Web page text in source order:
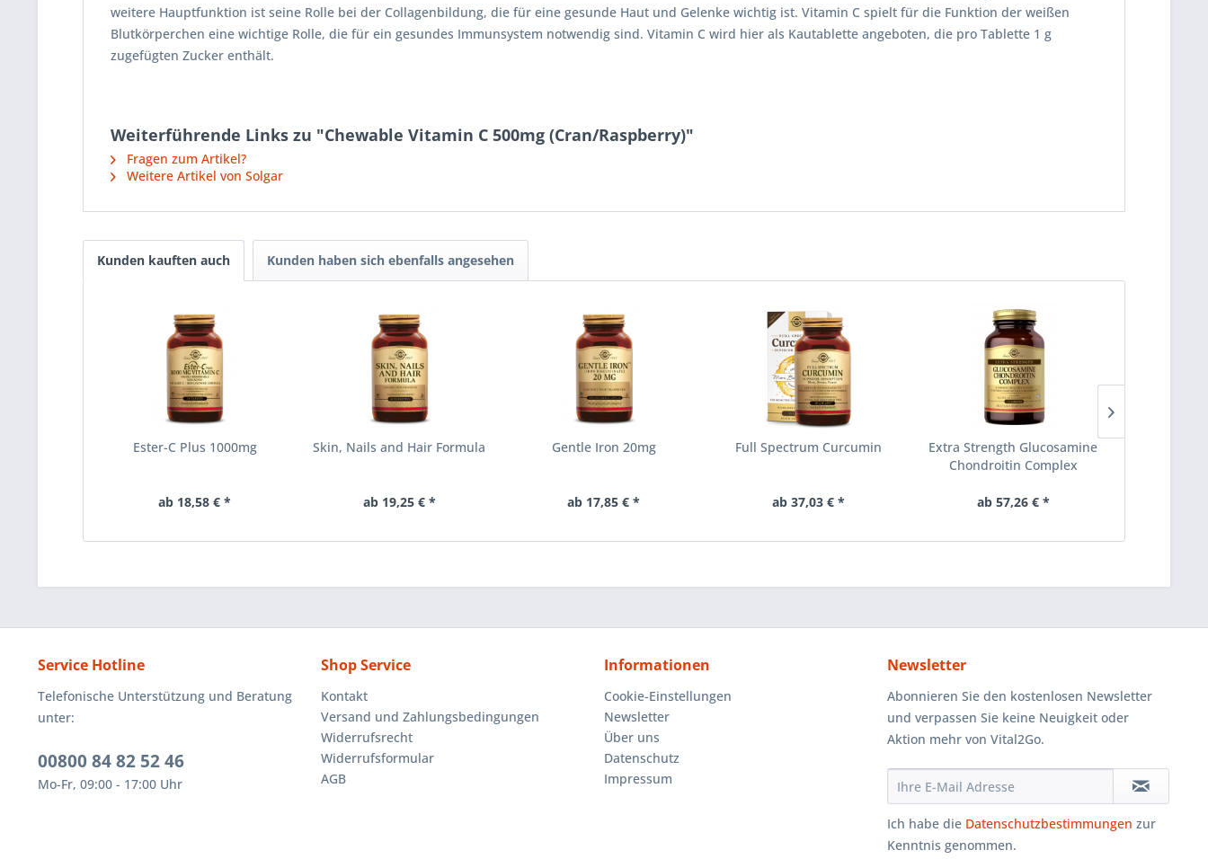
weitere Hauptfunktion ist seine Rolle bei der Collagenbildung, die für eine gesunde Haut und Gelenke wichtig ist. Vitamin C spielt für die Funktion der weißen
Blutkörperchen eine wichtige Rolle, die für ein gesundes Immunsystem notwendig sind. Vitamin C wird hier als Kautablette angeboten, die pro Tablette 1 g
zugefügten Zucker enthält.
Weiterführende Links zu "Chewable Vitamin C 500mg (Cran/Raspberry)"
Fragen zum Artikel?
Weitere Artikel von Solgar
Kunden kauften auch Kunden haben sich ebenfalls angesehen
Ester-C Plus 1000mg
ab 18,58 € *
Skin, Nails and Hair Formula
ab 19,25 € *
Gentle Iron 20mg
ab 17,85 € *
Full Spectrum Curcumin
ab 37,03 € *
Extra Strength Glucosamine
Chondroitin Complex
ab 57,26 € *
Service Hotline
Telefonische Unterstützung und Beratung
unter:
00800 84 82 52 46
Mo-Fr, 09:00 - 17:00 Uhr
Shop Service
Kontakt
Versand und Zahlungsbedingungen
Widerrufsrecht
Widerrufsformular
AGB
Informationen
Cookie-Einstellungen
Newsletter
Über uns
Datenschutz
Impressum
Newsletter
Abonnieren Sie den kostenlosen Newsletter
und verpassen Sie keine Neuigkeit oder
Aktion mehr von Vital2Go.
Ich habe die Datenschutzbestimmungen zur
Kenntnis genommen.